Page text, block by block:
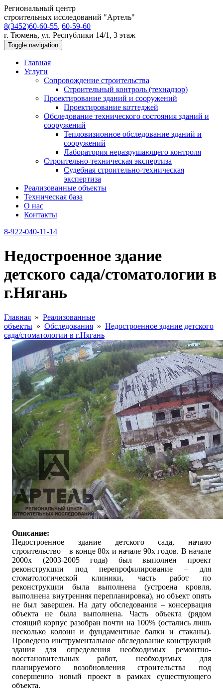
Региональный центр
строительных исследований "Артель"
8(3452)60-60-55, 60-59-60
г. Тюмень, ул. Республики 14/1, 3 этаж
Toggle navigation
Главная
Услуги
Сопровождение строительства
Строительный контроль (технадзор)
Проектирование зданий и сооружений
Проектирование коттеджей
Обследование технического состояния зданий и
сооружений
Тепловизионное обследование зданий и
сооружений
Лаборатория неразрушающего контроля
Строительно-техническая экспертиза
Судебная строительно-техническая
экспертиза
Реализованные объекты
Техническая база
О нас
Контакты
8-922-040-11-14
Недостроенное здание
детского сада/стоматологии в
г.Нягань
Главная » Реализованные
объекты » Обследования » Недостроенное здание детского
сада/стоматологии в г.Нягань
Описание:
Недостроенное здание детского сада, начало
строительство – в конце 80х и начале 90х годов. В начале
2000х (2003-2005 года) был выполнен проект
реконструкции под перепрофилирование – для
стоматологической клиники, часть работ по
реконструкции была выполнена (устроена кровля,
выполнена внутренняя перепланировка), но объект опять
не был завершен. На дату обследования – консервация
объекта не была выполнена. Часть объекта (рядом
стоящий корпус разобран почти на 100% (остались лишь
несколько колонн и фундаментные балки и стаканы).
Проведено инструментальное обследование конструкций
здания для определения необходимых ремонтно-
восстановительных работ, необходимых для
планируемого возобновления строительства под
совершенно новый проект в рамках существующего
объекта.